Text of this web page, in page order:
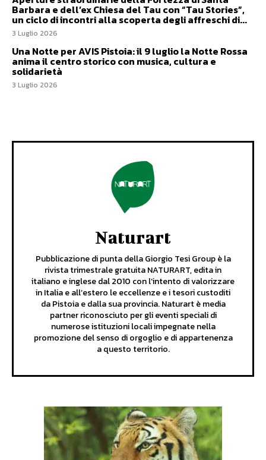
Barbara e dell’ex Chiesa del Tau con “Tau Stories”,
un ciclo di incontri alla scoperta degli affreschi di...
3 Luglio 2026
Una Notte per AVIS Pistoia: il 9 luglio la Notte Rossa
anima il centro storico con musica, cultura e
solidarietà
3 Luglio 2026
Naturart
Pubblicazione di punta della Giorgio Tesi Group è la
rivista trimestrale gratuita NATURART, edita in
italiano e inglese dal 2010 con l’intento di valorizzare
in Italia e all’estero le eccellenze e i tesori custoditi
da Pistoia e dalla sua provincia. Naturart è media
partner riconosciuto per gli eventi speciali di
numerose istituzioni locali impegnate nella
promozione del senso di orgoglio e di appartenenza
a questo territorio.